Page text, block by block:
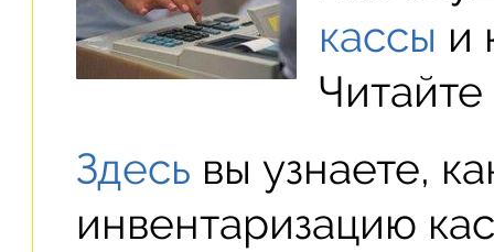
кассы и
Здесь вы узнаете,
инвентаризацию